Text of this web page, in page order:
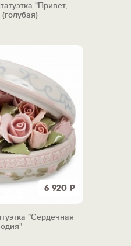
"Привет,
6 920 Р
"Сердечная